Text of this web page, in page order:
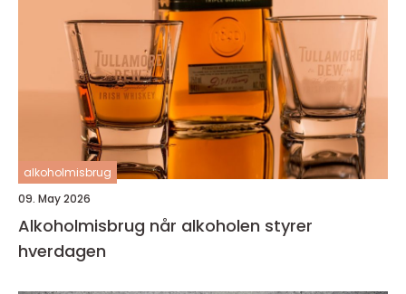
alkoholmisbrug
09. May 2026
Alkoholmisbrug når alkoholen styrer
hverdagen